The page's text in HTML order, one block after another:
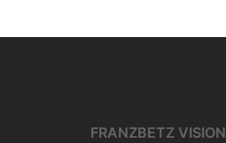
FRANZBETZ VISION